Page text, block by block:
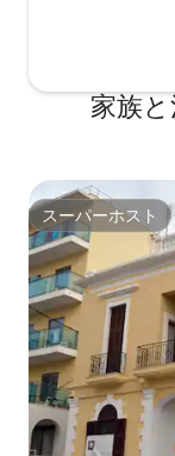
家族
スーパーホスト
スーパーホスト